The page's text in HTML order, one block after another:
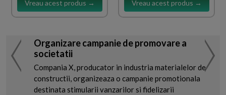
Vreau acest produs → Vreau acest produs →
Organizare campanie de promovare a
societatii
Compania X, producator in industria materialelor de
constructii, organizeaza o campanie promotionala
destinata stimularii vanzarilor si fidelizarii